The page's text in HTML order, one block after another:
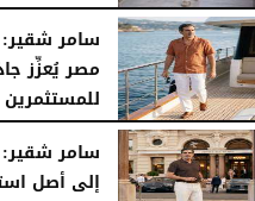
سامر شقير:
مصر يُعزِّز
للمستثمرين
الأحد، 26 يوليو 2026 07:27 مـ
سامر شقير:
إلى أصل